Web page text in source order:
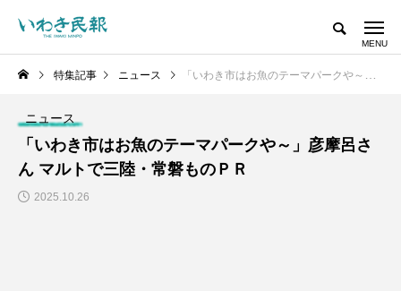
特集記事 ニュース 「いわき市はお魚のテーマパークや～」彦摩呂さん マルトで三陸・常磐ものＰＲ
ニュース
「いわき市はお魚のテーマパークや～」彦摩呂さ
ん マルトで三陸・常磐ものＰＲ
2025.10.26